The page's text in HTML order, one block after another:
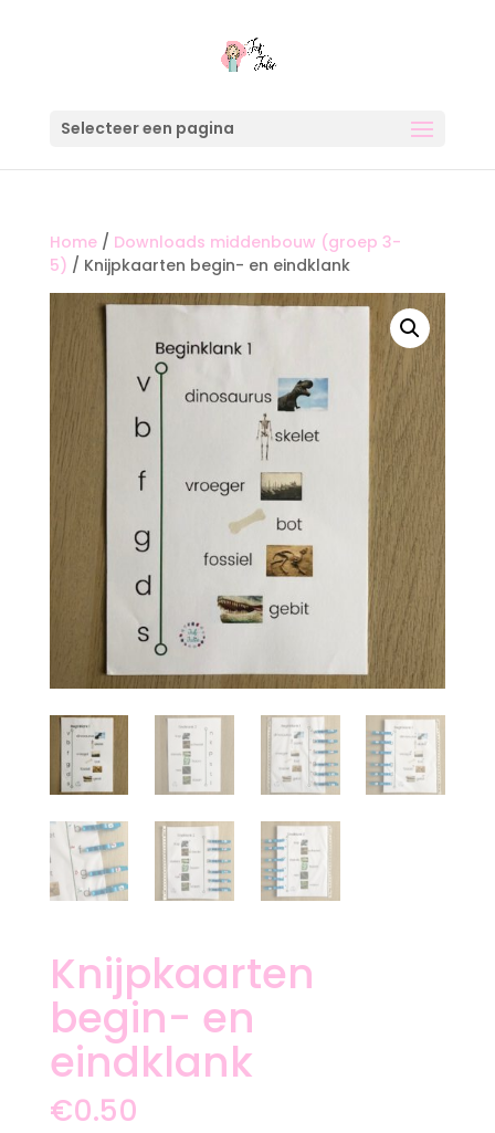
Selecteer een pagina
Home/ Downloads middenbouw (groep 3-
5) / Knijpkaarten begin- en eindklank
Knijpkaarten
begin- en
eindklank
€0.50